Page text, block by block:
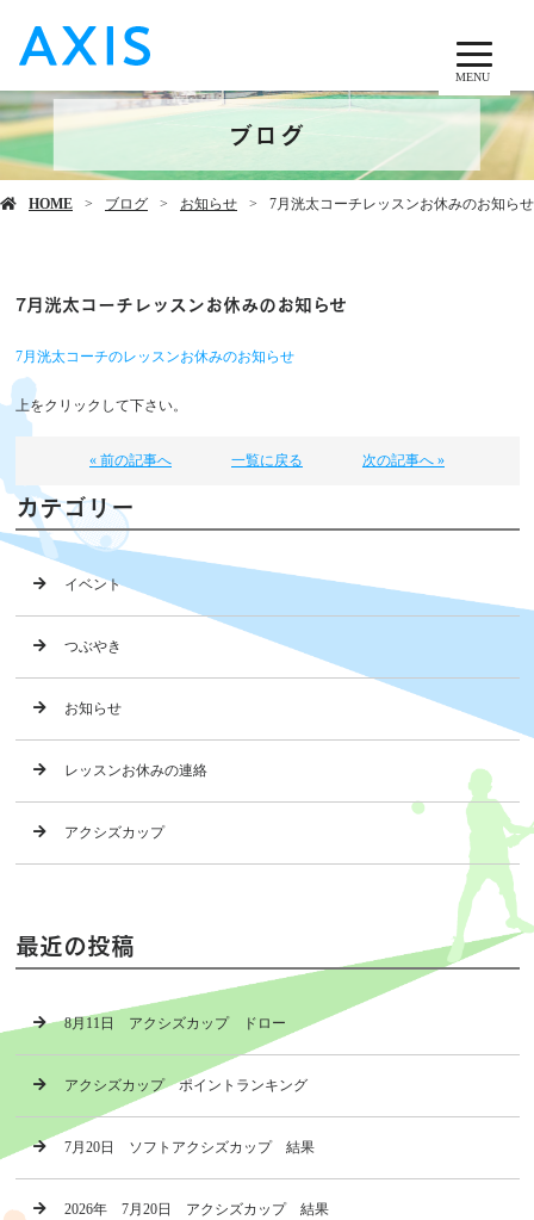
MENU
ブログ
HOME ブログ お知らせ 7月洸太コーチレッスンお休みのお知らせ
7月洸太コーチレッスンお休みのお知らせ
7月洸太コーチのレッスンお休みのお知らせ
上をクリックして下さい。
« 前の記事へ 一覧に戻る 次の記事へ »
カテゴリー
イベント
つぶやき
お知らせ
レッスンお休みの連絡
アクシズカップ
最近の投稿
8月11日 アクシズカップ ドロー
アクシズカップ ポイントランキング
7月20日 ソフトアクシズカップ 結果
2026年 7月20日 アクシズカップ 結果